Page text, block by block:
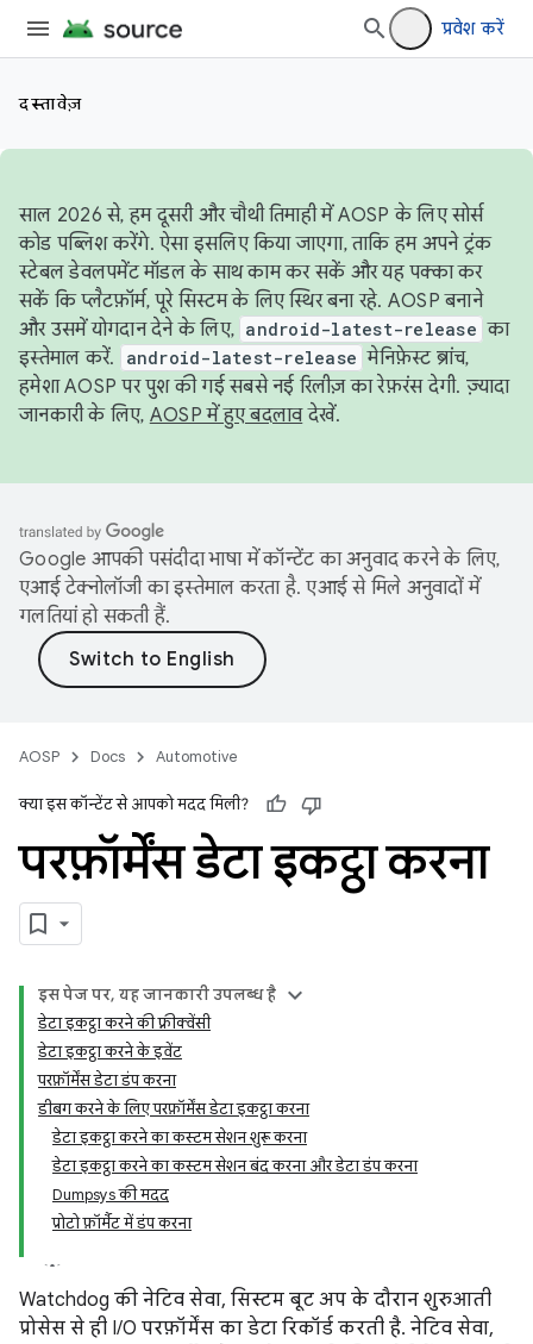
प्रवेश करें
दस्तावेज़
साल 2026 से, हम दूसरी और चौथी तिमाही में AOSP के लिए सोर्स
कोड पब्लिश करेंगे. ऐसा इसलिए किया जाएगा, ताकि हम अपने ट्रंक
स्टेबल डेवलपमेंट मॉडल के साथ काम कर सकें और यह पक्का कर
सकें कि प्लैटफ़ॉर्म, पूरे सिस्टम के लिए स्थिर बना रहे. AOSP बनाने
और उसमें योगदान देने के लिए, android-latest-release का
इस्तेमाल करें.
android-latest-release मेनिफ़ेस्ट ब्रांच,
हमेशा AOSP पर पुश की गई सबसे नई रिलीज़ का रेफ़रंस देगी. ज़्यादा
जानकारी के लिए, AOSP में हुए बदलावदेखें.
Google आपकी पसंदीदा भाषा में कॉन्टेंट का अनुवाद करने के लिए,
एआई टेक्नोलॉजी का इस्तेमाल करता है. एआई से मिले अनुवादों में
गलतियां हो सकती हैं.
AOSP Docs Automotive
क्या इस कॉन्टेंट से आपको मदद मिली?
परफ़ॉर्मेंस डेटा इकट्ठा करना
इस पेज पर, यह जानकारी उपलब्ध है
डेटा इकट्ठा करने की फ़्रीक्वेंसी
डेटा इकट्ठा करने के इवेंट
परफ़ॉर्मेंस डेटा डंप करना
डीबग करने के लिए परफ़ॉर्मेंस डेटा इकट्ठा करना
डेटा इकट्ठा करने का कस्टम सेशन शुरू करना
डेटा इकट्ठा करने का कस्टम सेशन बंद करना और डेटा डंप करना
Dumpsys की मदद
प्रोटो फ़ॉर्मैट में डंप करना
Watchdog की नेटिव सेवा, सिस्टम बूट अप के दौरान शुरुआती
प्रोसेस से ही I/O परफ़ॉर्मेंस का डेटा रिकॉर्ड करती है. नेटिव सेवा,